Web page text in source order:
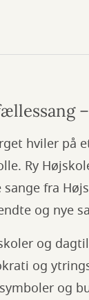
hviler på
Ry
fra
og nye
og
og
og